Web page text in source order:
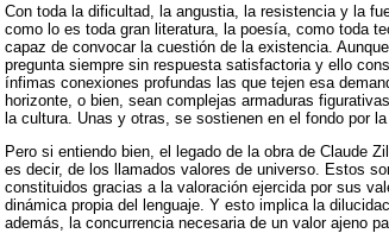
Con toda la dificultad, la angustia, la resistencia y la
como lo es toda gran literatura, la poesía, como toda
capaz de convocar la cuestión de la existencia.
pregunta siempre sin respuesta satisfactoria y ello
ínfimas conexiones profundas las que tejen esa
horizonte, o bien, sean complejas armaduras
la cultura. Unas y otras, se sostienen en el fondo por
Pero si entiendo bien, el legado de la obra de Claude
es decir, de los llamados valores de universo. Estos
constituidos gracias a la valoración ejercida por sus
dinámica propia del lenguaje. Y esto implica la
además, la concurrencia necesaria de un valor ajeno